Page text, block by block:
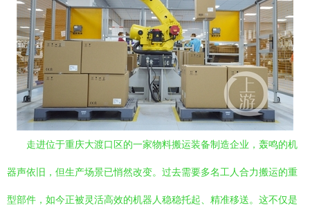
走进位于重庆大渡口区的一家物料搬运装备制造企业，轰鸣的机
器声依旧，但生产场景已悄然改变。过去需要多名工人合力搬运的重
型部件，如今正被灵活高效的机器人稳稳托起、精准移送。这不仅是